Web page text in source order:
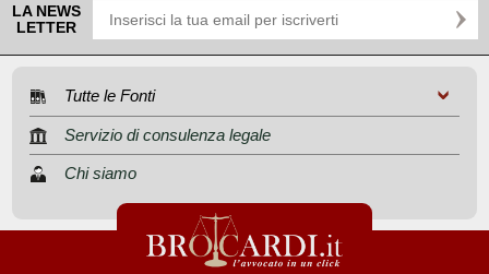
LA NEWS
LETTER
Tutte le Fonti
Servizio di consulenza legale
Chi siamo